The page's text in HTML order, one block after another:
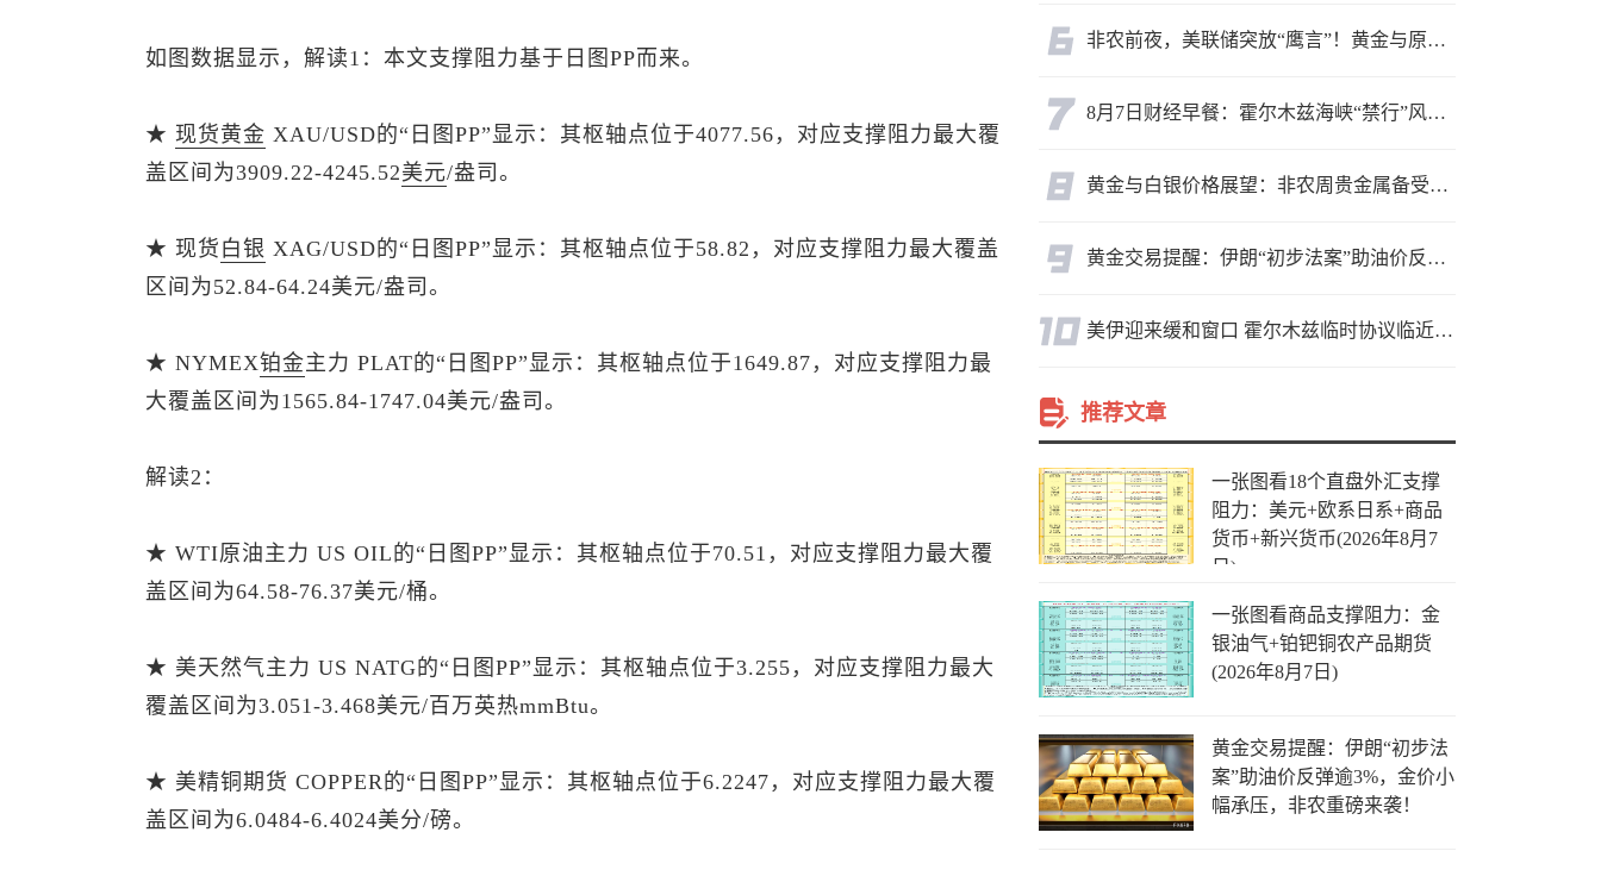
如图数据显示，解读1：本文支撑阻力基于日图PP而来。
★ 现货黄金 XAU/USD的“日图PP”显示：其枢轴点位于4077.56，对应支撑阻力最大覆
盖区间为3909.22-4245.52美元/盎司。
★ 现货 白银 XAG/USD的“日图PP”显示：其枢轴点位于58.82，对应支撑阻力最大覆盖
区间为52.84-64.24美元/盎司。
★ NYMEX铂金主力 PLAT的“日图PP”显示：其枢轴点位于1649.87，对应支撑阻力最
大覆盖区间为1565.84-1747.04美元/盎司。
解读2：
★ WTI原油主力 US OIL的“日图PP”显示：其枢轴点位于70.51，对应支撑阻力最大覆
盖区间为64.58-76.37美元/桶。
★ 美天然气主力 US NATG的“日图PP”显示：其枢轴点位于3.255，对应支撑阻力最大
覆盖区间为3.051-3.468美元/百万英热mmBtu。
★ 美精铜期货 COPPER的“日图PP”显示：其枢轴点位于6.2247，对应支撑阻力最大覆
盖区间为6.0484-6.4024美分/磅。
非农前夜，美联储突放“鹰言”！黄金与原油为何联手反攻？
8月7日财经早餐：霍尔木兹海峡“禁行”风波再起，油价急涨金价承压，非农夜市场博弈加剧
黄金与白银价格展望：非农周贵金属备受关注，黄金测试关键突破位
黄金交易提醒：伊朗“初步法案”助油价反弹逾3%，金价小幅承压，非农重磅来袭！
美伊迎来缓和窗口 霍尔木兹临时协议临近落地
推荐文章
一张图看18个直盘外汇支撑
阻力：美元+欧系日系+商品
货币+新兴货币(2026年8月7
日)
一张图看商品支撑阻力：金
银油气+铂钯铜农产品期货
(2026年8月7日)
黄金交易提醒：伊朗“初步法
案”助油价反弹逾3%，金价小
幅承压，非农重磅来袭！